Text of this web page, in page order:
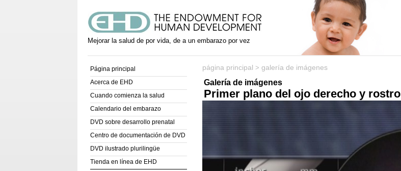
Mejorar la salud de por vida, de a un embarazo por vez
Página principal
Acerca de EHD
Cuando comienza la salud
Calendario del embarazo
DVD sobre desarrollo prenatal
Centro de documentación de DVD
DVD ilustrado plurilingüe
Tienda en línea de EHD
página principal > galería de imágenes
Galería de imágenes
Primer plano del ojo derecho y rostro